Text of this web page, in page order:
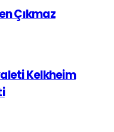
Çıkmaz
Kelkheim